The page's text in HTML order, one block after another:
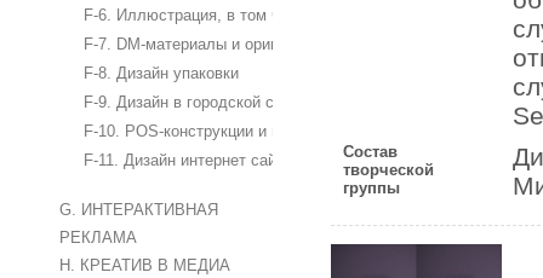
F-6. Иллюстрация, в том числе обложка журнала
F-7. DM-материалы и оригинальные бизнес-сувениры
F-8. Дизайн упаковки
F-9. Дизайн в городской среде, дизайн стендов и интерьеров
F-10. POS-конструкции и материалы
F-11. Дизайн интернет сайтов и баннеров
G. ИНТЕРАКТИВНАЯ
РЕКЛАМА
H. КРЕАТИВ В МЕДИА
Состав
творческой
группы